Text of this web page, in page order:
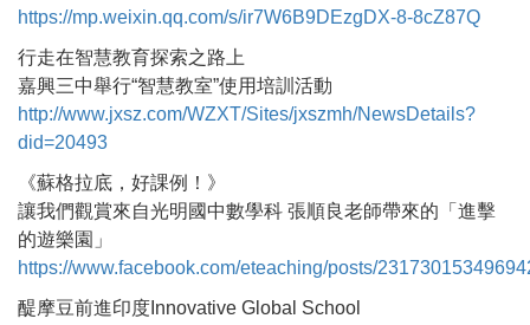
https://mp.weixin.qq.com/s/ir7W6B9DEzgDX-8-8cZ87Q
行走在智慧教育探索之路上
嘉興三中舉行“智慧教室”使用培訓活動
http://www.jxsz.com/WZXT/Sites/jxszmh/NewsDetails?
did=20493
《蘇格拉底，好課例！》
讓我們觀賞來自光明國中數學科 張順良老師帶來的「進擊
的遊樂園」
https://www.facebook.com/eteaching/posts/
醍摩豆前進印度Innovative Global School